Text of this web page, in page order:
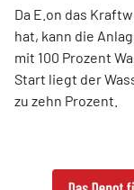
Da E.on das
hat, kann die
mit 100 Prozent
Start liegt der
zu zehn Prozent.